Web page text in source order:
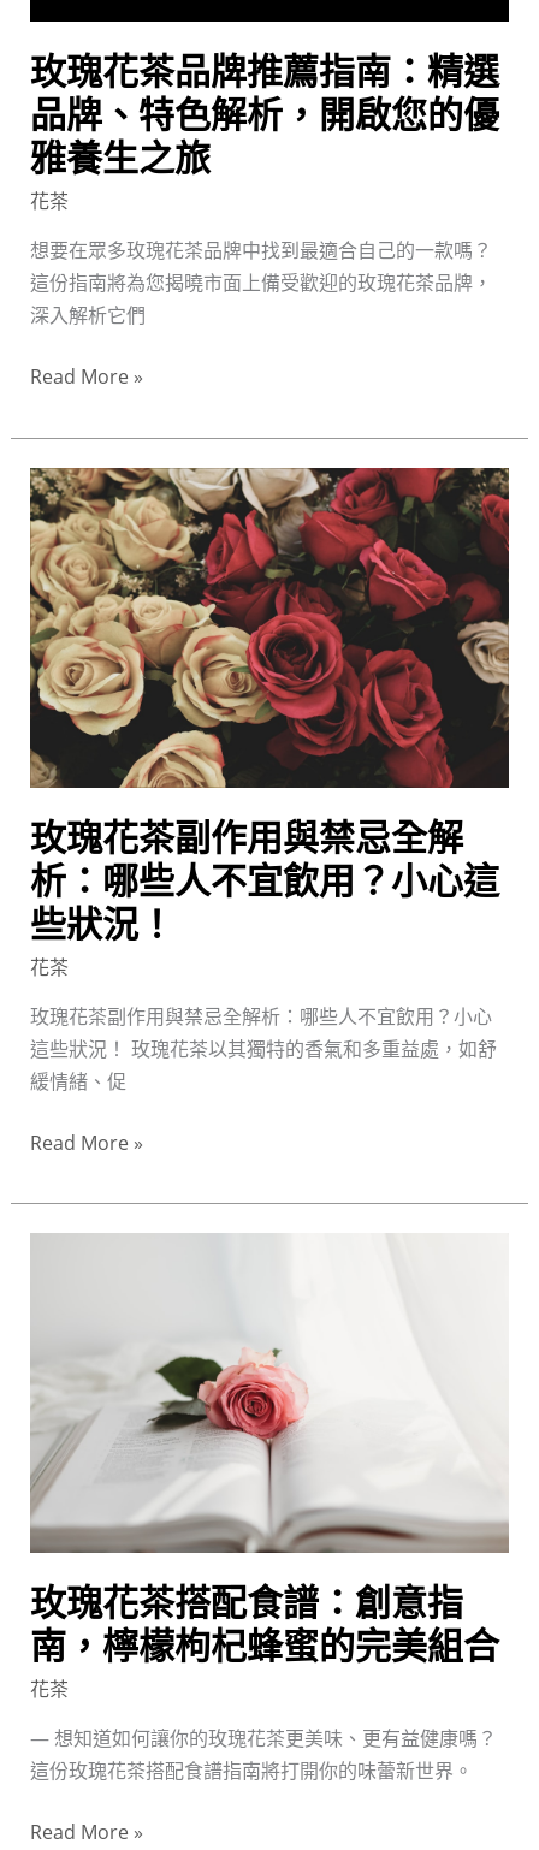
玫瑰花茶品牌推薦指南：精選
品牌、特色解析，開啟您的優
雅養生之旅
花茶
想要在眾多玫瑰花茶品牌中找到最適合自己的一款嗎？
這份指南將為您揭曉市面上備受歡迎的玫瑰花茶品牌，
深入解析它們
選
品
牌、
特
色
解
析，
開
啟
您
雅
養
生
之
旅
Read More »
玫瑰花茶副作用與禁忌全解
析：哪些人不宜飲用？小心這
些狀況！
花茶
玫瑰花茶副作用與禁忌全解析：哪些人不宜飲用？小心
這些狀況！ 玫瑰花茶以其獨特的香氣和多重益處，如舒
緩情緒、促
玫
瑰
花
茶
副
作
用
與
禁
忌
解
析：
哪
些
人
不
宜
飲
用？
小
這
些
Read More »
玫瑰花茶搭配食譜：創意指
南，檸檬枸杞蜂蜜的完美組合
花茶
— 想知道如何讓你的玫瑰花茶更美味、更有益健康嗎？
這份玫瑰花茶搭配食譜指南將打開你的味蕾新世界。
搭
配
食
譜：
創
南，
檸
檬
枸
杞
蜂
的
Read More »